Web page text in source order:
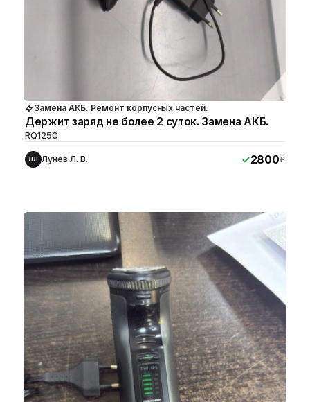
Замена АКБ. Ремонт корпусных частей.
Держит заряд не более 2 суток. Замена АКБ.
RQ1250
ЛЛ Лунев Л. В. 2800₽